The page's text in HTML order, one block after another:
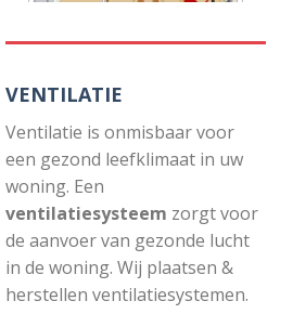
VENTILATIE
Ventilatie is onmisbaar voor
een gezond leefklimaat in uw
woning. Een
ventilatiesysteem zorgt voor
de aanvoer van gezonde lucht
in de woning. Wij plaatsen &
herstellen ventilatiesystemen.